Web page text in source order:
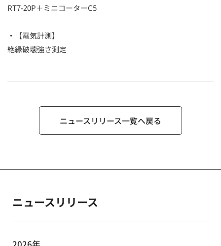
RT7-20P＋ミニコーターC5
・【電気計測】
絶縁破壊強さ測定
ニュースリリース一覧へ戻る
ニュースリリース